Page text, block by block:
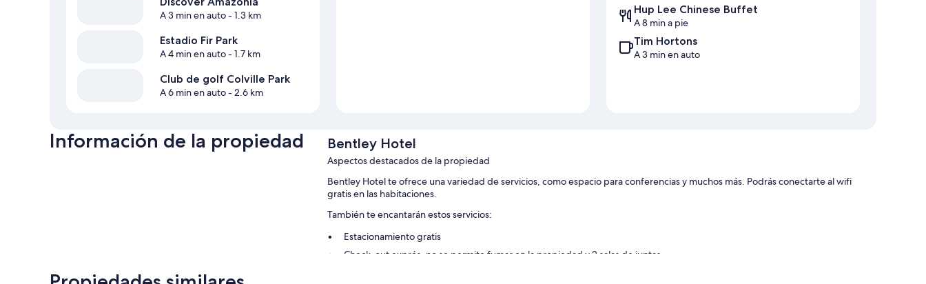
A 3 min en auto- 1.3 km
Estadio Fir Park
A 4 min en auto- 1.7 km
Club de golf Colville Park
A 6 min en auto- 2.6 km
Hup Lee Chinese Buffet
A 8 min a pie
Tim Hortons
A 3 min en auto
Información de la propiedad Bentley Hotel
Aspectos destacados de la propiedad
Bentley Hotel te ofrece una variedad de servicios, como espacio para conferencias y muchos más. Podrás conectarte al wifi
gratis en las habitaciones.
También te encantarán estos servicios:
Estacionamiento gratis
Check-out exprés, no se permite fumar en la propiedad y 2 salas de juntas